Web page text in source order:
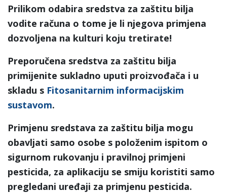
Prilikom odabira sredstva za zaštitu bilja
vodite računa o tome je li njegova primjena
dozvoljena na kulturi koju tretirate!
Preporučena sredstva za zaštitu bilja
primijenite sukladno uputi proizvođača i u
skladu s Fitosanitarnim informacijskim
sustavom.
Primjenu sredstava za zaštitu bilja mogu
obavljati samo osobe s položenim ispitom o
sigurnom rukovanju i pravilnoj primjeni
pesticida, za aplikaciju se smiju koristiti samo
pregledani uređaji za primjenu pesticida.